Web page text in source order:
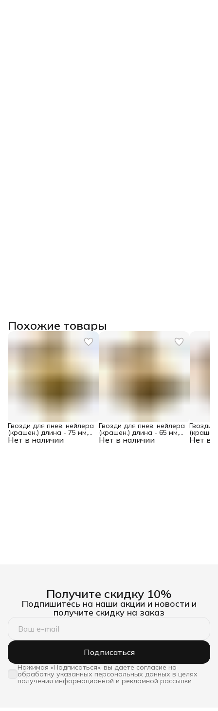
Похожие товары
Нет в наличии
Гвозди для пнев. нейлера
(крашен.) длина - 75 мм,
диам. - 3,05 мм, 2000 шт. Нет в наличии
Гвозди для пнев. нейлера
(крашен.) длина - 65 мм,
диам. - 2,9 мм, 2000 шт. Нет в
Гвозди
диам. -
Получите скидку 10%
Подпишитесь на наши акции и новости и
получите скидку на заказ
Подписаться
Нажимая «Подписаться», вы даете согласие на
обработку указанных персональных данных в целях
получения информационной и рекламной рассылки